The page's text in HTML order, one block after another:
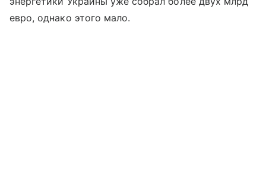
евро, однако этого мало.